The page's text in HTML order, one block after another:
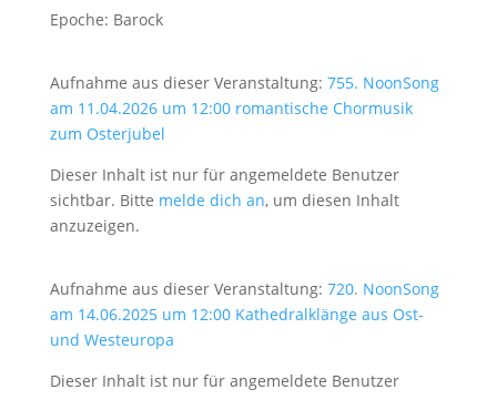
Epoche: Barock
Aufnahme aus dieser Veranstaltung: 755. NoonSong
am 11.04.2026 um 12:00 romantische Chormusik
zum Osterjubel
Dieser Inhalt ist nur für angemeldete Benutzer
sichtbar. Bitte melde dich an, um diesen Inhalt
anzuzeigen.
Aufnahme aus dieser Veranstaltung: 720. NoonSong
am 14.06.2025 um 12:00 Kathedralklänge aus Ost-
und Westeuropa
Dieser Inhalt ist nur für angemeldete Benutzer